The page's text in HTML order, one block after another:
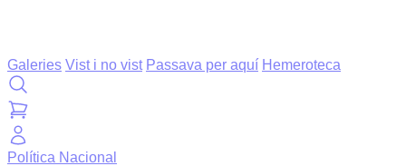
Galeries Vist i no vist Passava per aquí Hemeroteca
Política Nacional